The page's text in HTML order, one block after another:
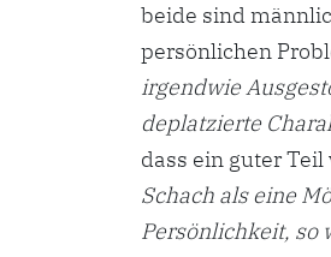
beide sind
persönlichen
irgendwie
deplatzierte
dass ein guter
Schach als eine
Persönlichkeit, so